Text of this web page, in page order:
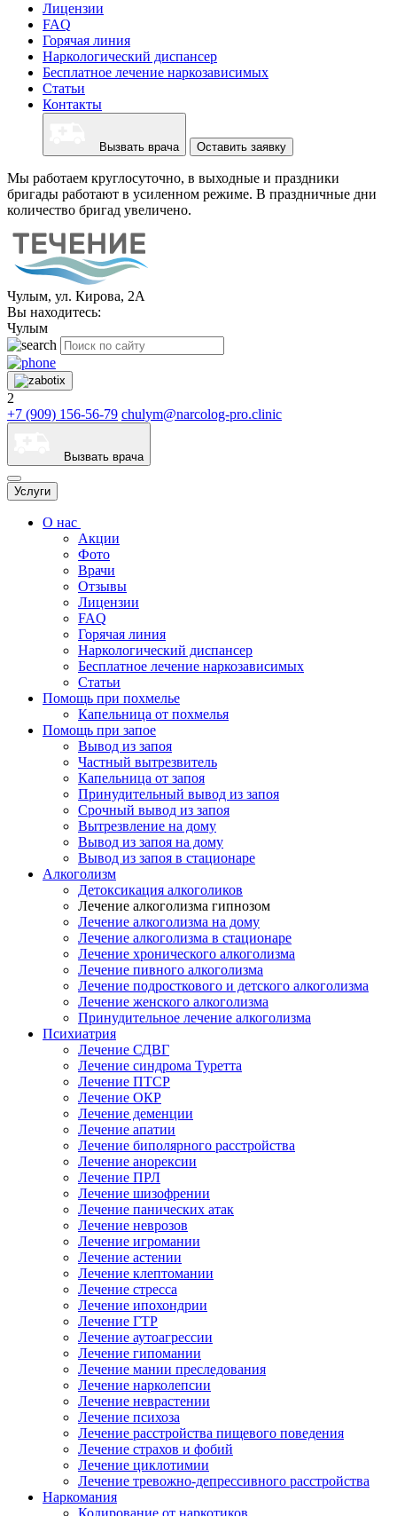
Лицензии
FAQ
Горячая линия
Наркологический диспансер
Бесплатное лечение наркозависимых
Статьи
Контакты
Вызвать врача Оставить заявку
Мы работаем круглосуточно, в выходные и праздники
бригады работают в усиленном режиме. В праздничные дни
количество бригад увеличено.
Чулым, ул. Кирова, 2А
Вы находитесь:
Чулым
2
+7 (909) 156-56-79 chulym@narcolog-pro.clinic
Вызвать врача
Услуги
О нас
Акции
Фото
Врачи
Отзывы
Лицензии
FAQ
Горячая линия
Наркологический диспансер
Бесплатное лечение наркозависимых
Статьи
Помощь при похмелье
Капельница от похмелья
Помощь при запое
Вывод из запоя
Частный вытрезвитель
Капельница от запоя
Принудительный вывод из запоя
Срочный вывод из запоя
Вытрезвление на дому
Вывод из запоя на дому
Вывод из запоя в стационаре
Алкоголизм
Детоксикация алкоголиков
Лечение алкоголизма гипнозом
Лечение алкоголизма на дому
Лечение алкоголизма в стационаре
Лечение хронического алкоголизма
Лечение пивного алкоголизма
Лечение подросткового и детского алкоголизма
Лечение женского алкоголизма
Принудительное лечение алкоголизма
Психиатрия
Лечение СДВГ
Лечение синдрома Туретта
Лечение ПТСР
Лечение ОКР
Лечение деменции
Лечение апатии
Лечение биполярного расстройства
Лечение анорексии
Лечение ПРЛ
Лечение шизофрении
Лечение панических атак
Лечение неврозов
Лечение игромании
Лечение астении
Лечение клептомании
Лечение стресса
Лечение ипохондрии
Лечение ГТР
Лечение аутоагрессии
Лечение гипомании
Лечение мании преследования
Лечение нарколепсии
Лечение неврастении
Лечение психоза
Лечение расстройства пищевого поведения
Лечение страхов и фобий
Лечение циклотимии
Лечение тревожно-депрессивного расстройства
Наркомания
Кодирование от наркотиков